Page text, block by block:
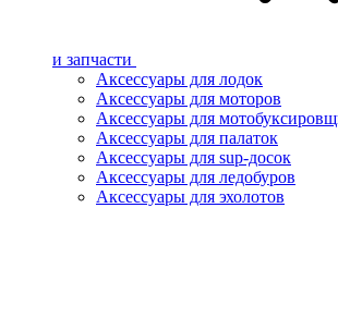
и запчасти
Аксессуары для лодок
Аксессуары для моторов
Аксессуары для
Аксессуары для палаток
Аксессуары для sup-досок
Аксессуары для ледобуров
Аксессуары для эхолотов